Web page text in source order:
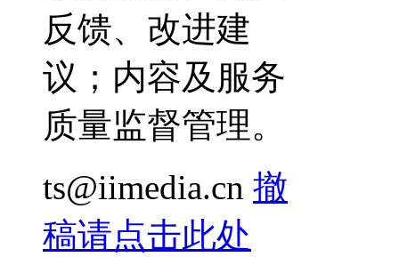
反馈、改进建
议；内容及服务
质量监督管理。
ts@iimedia.cn 撤
稿请点击此处